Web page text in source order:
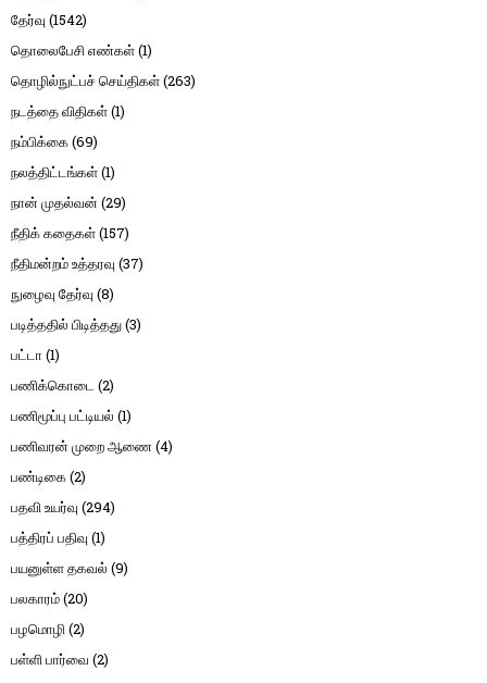
தேர்வு (1542)
தொலைபேசி எண்கள்(1)
தொழில்நுட்பச் செய்திகள்(263)
நடத்தை விதிகள்(1)
நம்பிக்கை(69)
நலத்திட்டங்கள்(1)
நான் முதல்வன் (29)
நீதிக் கதைகள்(157)
நீதிமன்றம் உத்தரவு (37)
நுழைவு தேர்வு (8)
படித்ததில் பிடித்தது(3)
பட்டா (1)
பணிக்கொடை (2)
பணிமூப்பு பட்டியல் (1)
பணிவரன் முறை ஆணை(4)
பண்டிகை(2)
பதவி உயர்வு (294)
பத்திரப் பதிவு (1)
பயனுள்ள தகவல் (9)
பலகாரம்(20)
பழமொழி(2)
பள்ளி பார்வை (2)